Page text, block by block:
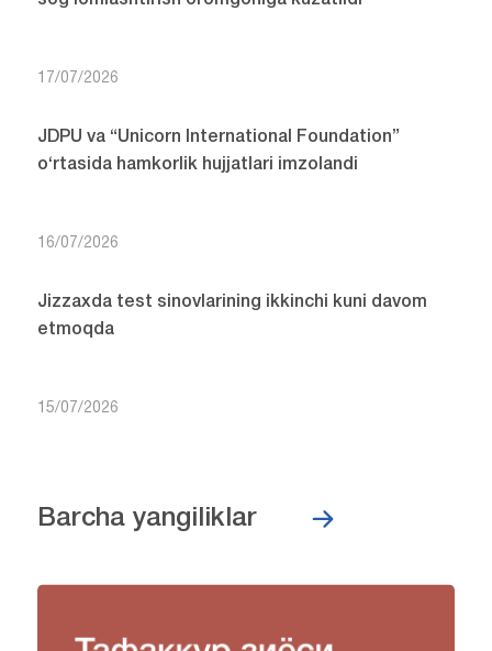
17/07/2026
JDPU va “Unicorn International Foundation”
o‘rtasida hamkorlik hujjatlari imzolandi
16/07/2026
Jizzaxda test sinovlarining ikkinchi kuni davom
etmoqda
15/07/2026
Barcha yangiliklar